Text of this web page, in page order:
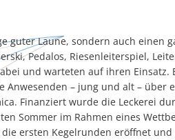
guter Laune, sondern auch einen
Pedalos, Riesenleiterspiel,
und warteten auf ihren Einsatz.
– jung und alt – über
Finanziert wurde die Leckerei
Sommer im Rahmen eines
ersten Kegelrunden eröffnet